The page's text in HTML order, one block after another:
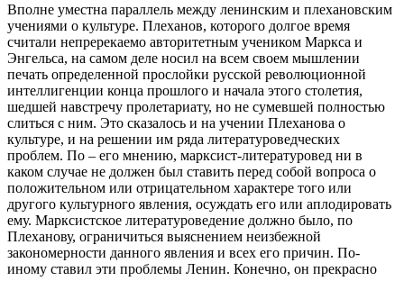
Вполне уместна параллель между ленинским и плехановским
учениями о культуре. Плеханов, которого долгое время
считали непререкаемо авторитетным учеником Маркса и
Энгельса, на самом деле носил на всем своем мышлении
печать определенной прослойки русской революционной
интеллигенции конца прошлого и начала этого столетия,
шедшей навстречу пролетариату, но не сумевшей полностью
слиться с ним. Это сказалось и на учении Плеханова о
культуре, и на решении им ряда литературоведческих
проблем. По – его мнению, марксист-литературовед ни в
каком случае не должен был ставить перед собой вопроса о
положительном или отрицательном характере того или
другого культурного явления, осуждать его или аплодировать
ему. Марксистское литературоведение должно было, по
Плеханову, ограничиться выяснением неизбежной
закономерности данного явления и всех его причин. По-
иному ставил эти проблемы Ленин. Конечно, он прекрасно